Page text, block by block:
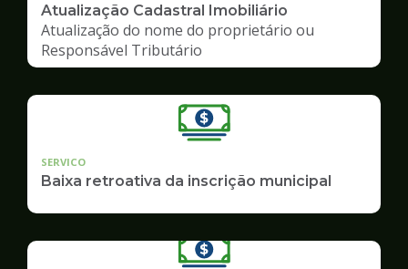
Atualização Cadastral Imobiliário
Atualização do nome do proprietário ou
Responsável Tributário
SERVICO
Baixa retroativa da inscrição municipal